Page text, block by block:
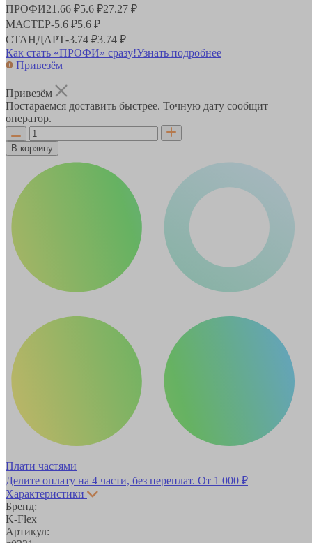
ПРОФИ21.66 ₽5.6 ₽27.27 ₽
МАСТЕР-5.6 ₽5.6 ₽
СТАНДАРТ-3.74 ₽3.74 ₽
Как стать «ПРОФИ» сразу!Узнать подробнее
Привезём
Привезём
Постараемся доставить быстрее. Точную дату сообщит
оператор.
В корзину
Плати частями
Делите оплату на 4 части, без переплат. От 1 000 ₽
Характеристики
Бренд:
K-Flex
Артикул: